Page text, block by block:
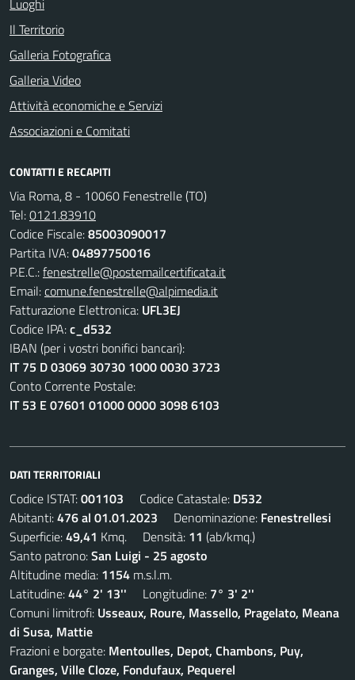
Luoghi
Il Territorio
Galleria Fotografica
Galleria Video
Attività economiche e Servizi
Associazioni e Comitati
CONTATTI E RECAPITI
Via Roma, 8 - 10060 Fenestrelle (TO)
Tel:0121.83910
Codice Fiscale:85003090017
Partita IVA:04897750016
P.E.C.:fenestrelle@postemailcertificata.it
Email:comune.fenestrelle@alpimedia.it
Fatturazione Elettronica: UFL3EJ
Codice IPA:c_d532
IBAN (per i vostri bonifici bancari):
IT 75 D 03069 30730 1000 0030 3723
Conto Corrente Postale:
IT 53 E 07601 01000 0000 3098 6103
DATI TERRITORIALI
Codice ISTAT:001103 Codice Catastale: D532
Abitanti:476 al 01.01.2023 Denominazione: Fenestrellesi
Superficie:49,41 Kmq. Densità: 11 (ab/kmq.)
Santo patrono:San Luigi - 25 agosto
Altitudine media: 1154 m.s.l.m.
Latitudine:44° 2' 13'' Longitudine: 7° 3' 2''
Comuni limitrofi: Usseaux, Roure, Massello, Pragelato, Meana
di Susa, Mattie
Frazioni e borgate: Mentoulles, Depot, Chambons, Puy,
Granges, Ville Cloze, Fondufaux, Pequerel